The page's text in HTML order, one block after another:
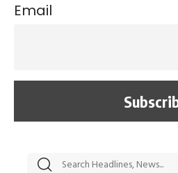
Email
सट्टेबाजी में अरेस्ट हुए